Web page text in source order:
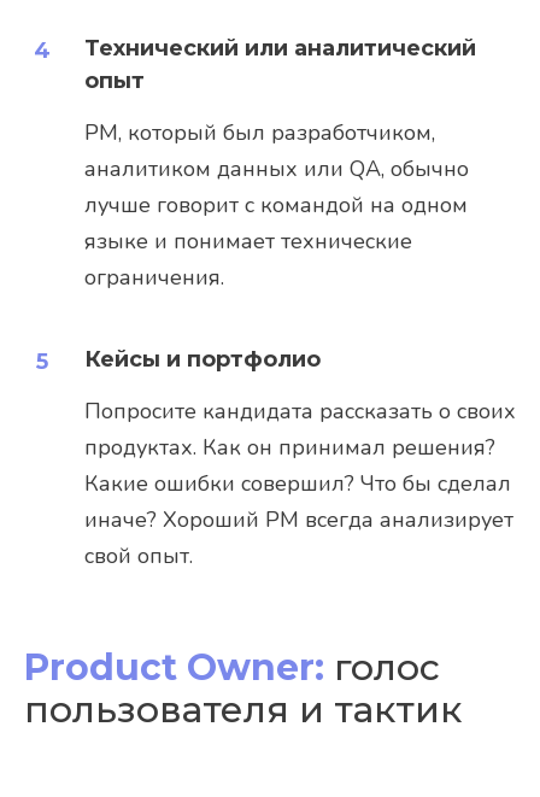
Технический или аналитический
опыт
PM, который был разработчиком,
аналитиком данных или QA, обычно
лучше говорит с командой на одном
языке и понимает технические
ограничения.
Кейсы и портфолио
Попросите кандидата рассказать о своих
продуктах. Как он принимал решения?
Какие ошибки совершил? Что бы сделал
иначе? Хороший PM всегда анализирует
свой опыт.
Product Owner: голос
пользователя и тактик